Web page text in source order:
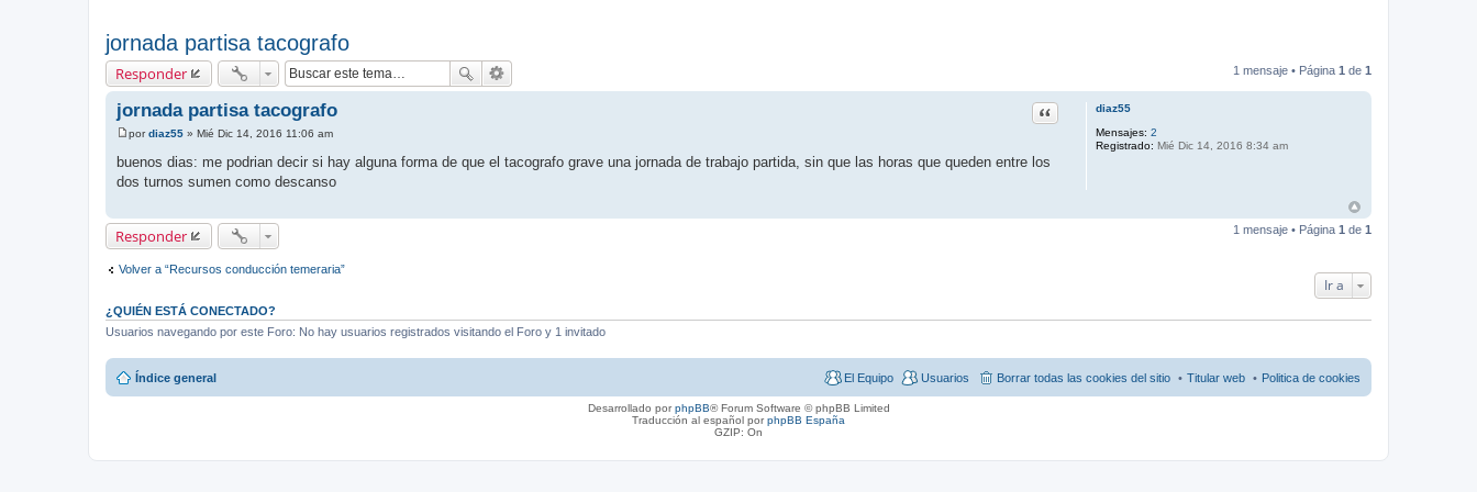
jornada partisa tacografo
Responder 1 mensaje • Página 1 de 1
diaz55
Mensajes: 2
Registrado: Mié Dic 14, 2016 8:34 am
jornada partisa tacografo Citar
M
n
s
e
pordiaz55 » Mié Dic 14, 2016 11:06 am
buenos dias: me podrian decir si hay alguna forma de que el tacografo grave una jornada de trabajo partida, sin que las horas que queden entre los
dos turnos sumen como descanso
Responder 1 mensaje • Página 1 de 1
Volver a “Recursos conducción temeraria”
Ir a
¿QUIÉN ESTÁ CONECTADO?
Usuarios navegando por este Foro: No hay usuarios registrados visitando el Foro y 1 invitado
Índice general Politica de cookies
Titular web
Borrar todas las cookies del sitio
Usuarios
El Equipo
Desarrollado porphpBB® Forum Software © phpBB Limited
Traducción al español porphpBB España
GZIP: On